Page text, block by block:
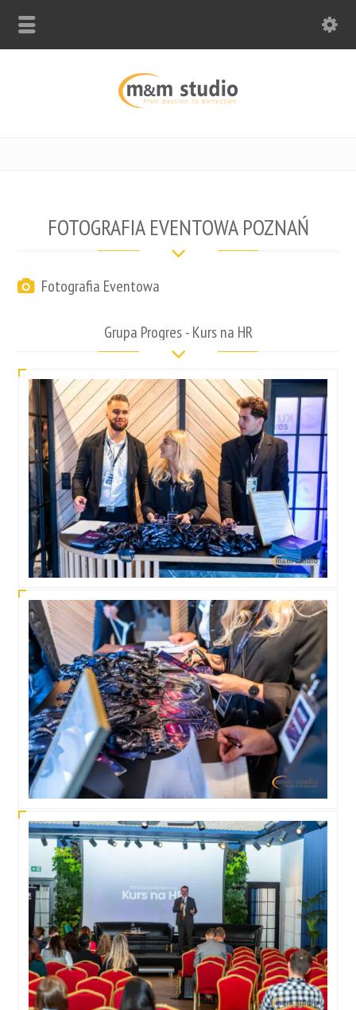
FOTOGRAFIA EVENTOWA POZNAŃ
Fotografia Eventowa
Grupa Progres - Kurs na HR